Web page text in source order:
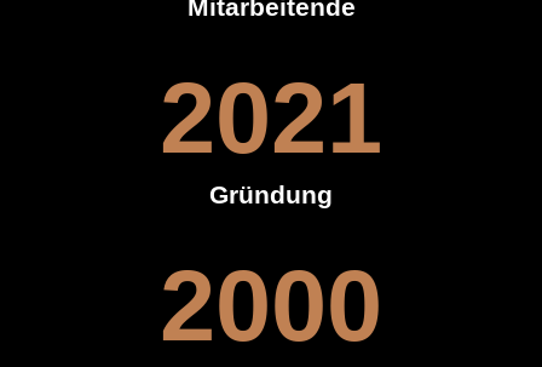
Mitarbeitende
2021
Gründung
2000